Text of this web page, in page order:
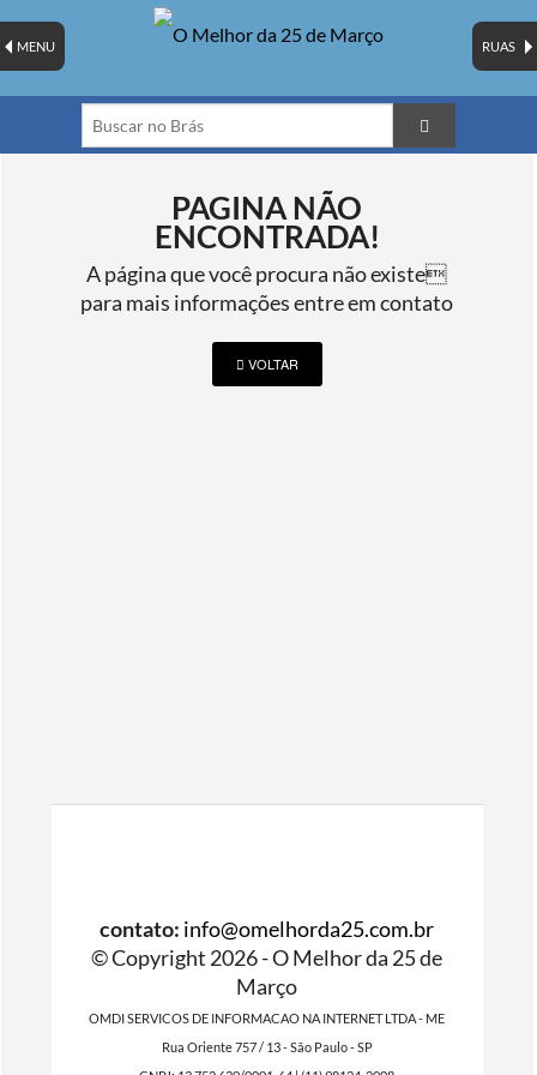
RUAS
MENU
PAGINA NÃO
ENCONTRADA!
A página que você procura não existe
para mais informações entre em contato
VOLTAR
contato: info@omelhorda25.com.br
© Copyright 2026 - O Melhor da 25 de
Março
OMDI SERVICOS DE INFORMACAO NA INTERNET LTDA - ME
Rua Oriente 757 / 13 - São Paulo - SP